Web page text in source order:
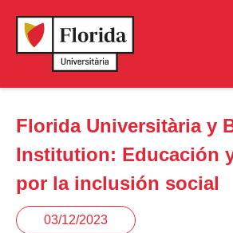
Florida Universitària y
Institution: Educación
por la inclusión social
03/12/2023